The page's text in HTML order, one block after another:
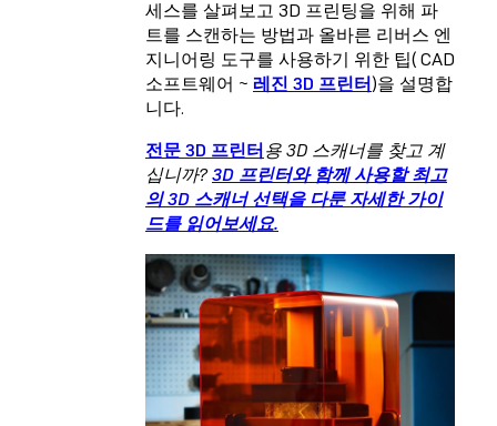
세스를 살펴보고 3D 프린팅을 위해 파
트를 스캔하는 방법과 올바른 리버스 엔
지니어링 도구를 사용하기 위한 팁( CAD
소프트웨어 ~ 레진 3D 프린터)을 설명합
니다.
전문 3D 프린터용 3D 스캐너를 찾고 계
십니까?3D 프린터와 함께 사용할 최고
의 3D 스캐너 선택을 다룬 자세한 가이
드를 읽어보세요.